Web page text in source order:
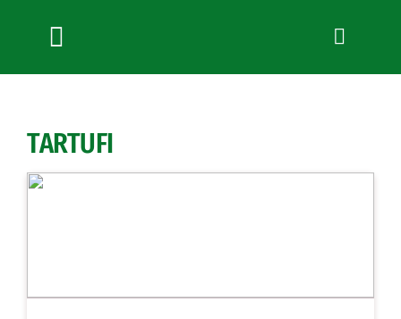
Toggle
Navigation
News
Bandi
TARTUFI